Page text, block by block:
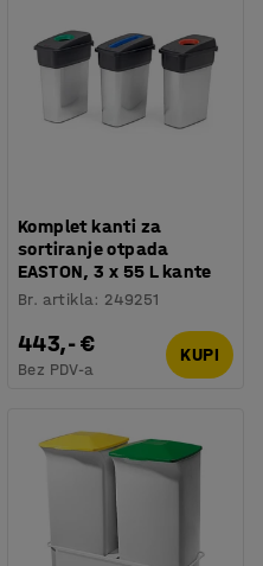
Komplet kanti za
sortiranje otpada
EASTON, 3 x 55 L kante
Br. artikla: 249251
443,- €
Bez PDV-a
KUPI